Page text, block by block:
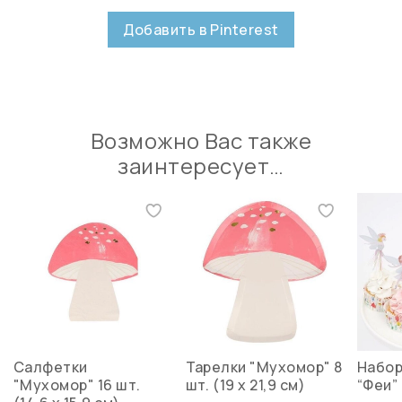
Добавить в Pinterest
Возможно Вас также
заинтересует…
Салфетки
"Мухомор" 16 шт.
Тарелки "Мухомор" 8
шт. (19 x 21,9 см)